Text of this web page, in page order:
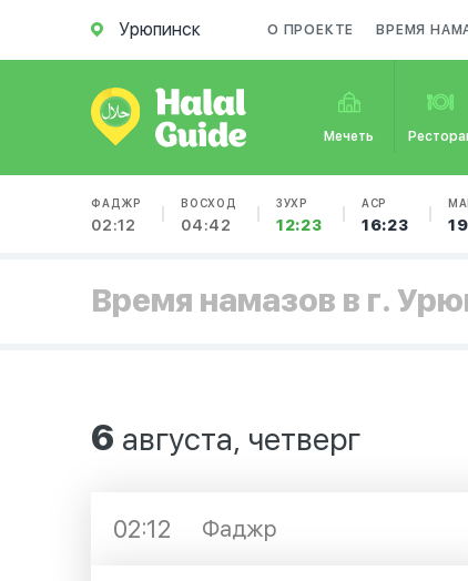
Урюпинск О ПРОЕКТЕ ВРЕМЯ
Мечеть
ФАДЖР
02:12
ВОСХОД
04:42
ЗУХР
12:23
АСР
16:23
Время намазов в г.
6 августа, четверг
02:12 Фаджр